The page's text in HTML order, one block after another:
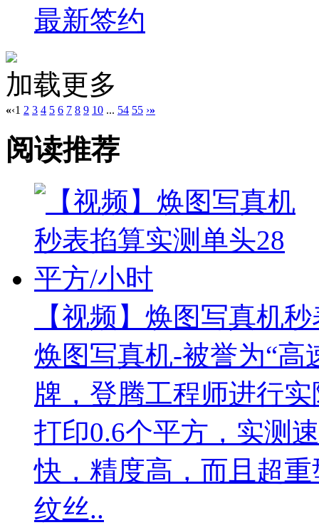
最新签约
加载更多
«‹1 2 3 4 5 6 7 8 9 10 ... 54 55 ›»
阅读推荐
【视频】焕图写真机
焕图写真机-被誉为“高
牌，登腾工程师进行
打印0.6个平方，实测
快，精度高，而且超
纹丝..